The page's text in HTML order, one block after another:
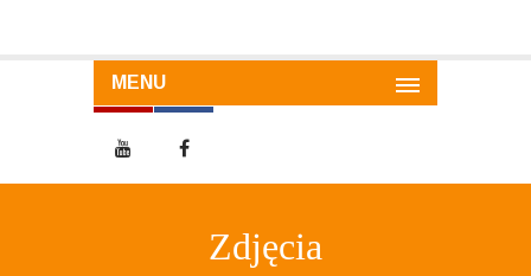
MENU
Zdjęcia